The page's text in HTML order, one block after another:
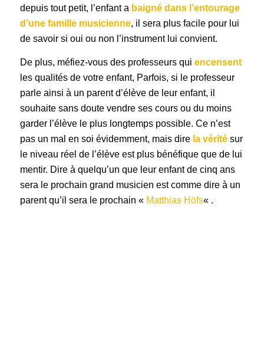
depuis tout petit, l’enfant a baigné dans l’entourage
d’une famille musicienne, il sera plus facile pour lui
de savoir si oui ou non l’instrument lui convient.
De plus, méfiez-vous des professeurs qui encensent
les qualités de votre enfant, Parfois, si le professeur
parle ainsi à un parent d’élève de leur enfant, il
souhaite sans doute vendre ses cours ou du moins
garder l’élève le plus longtemps possible. Ce n’est
pas un mal en soi évidemment, mais dire la véritésur
le niveau réel de l’élève est plus bénéfique que de lui
mentir. Dire à quelqu’un que leur enfant de cinq ans
sera le prochain grand musicien est comme dire à un
parent qu’il sera le prochain « Matthias Höfs« .